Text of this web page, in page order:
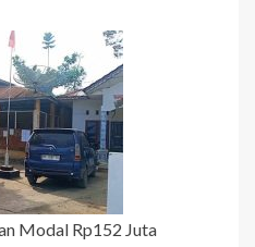
Modal Rp152 Juta